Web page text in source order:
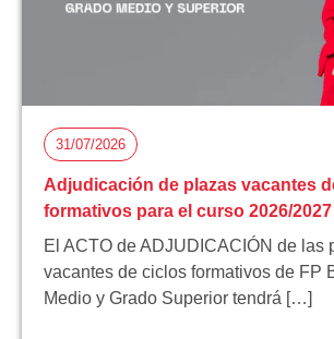
31/07/2026
Adjudicación de plazas vacantes
formativos para el curso 2026/2027
El ACTO de ADJUDICACIÓN de las
vacantes de ciclos formativos de FP
Medio y Grado Superior tendrá […]